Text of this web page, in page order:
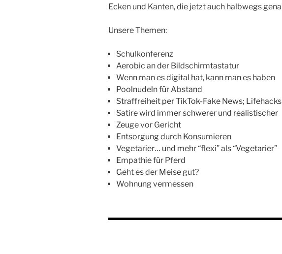
Ecken und Kanten, die jetzt auch halbwegs
Unsere Themen:
Schulkonferenz
Aerobic an der Bildschirmtastatur
Wenn man es digital hat, kann man es haben
Poolnudeln für Abstand
Straffreiheit per TikTok-Fake News; Lifehacks
Satire wird immer schwerer und realistischer
Zeuge vor Gericht
Entsorgung durch Konsumieren
Vegetarier… und mehr “flexi” als “Vegetarier”
Empathie für Pferd
Geht es der Meise gut?
Wohnung vermessen